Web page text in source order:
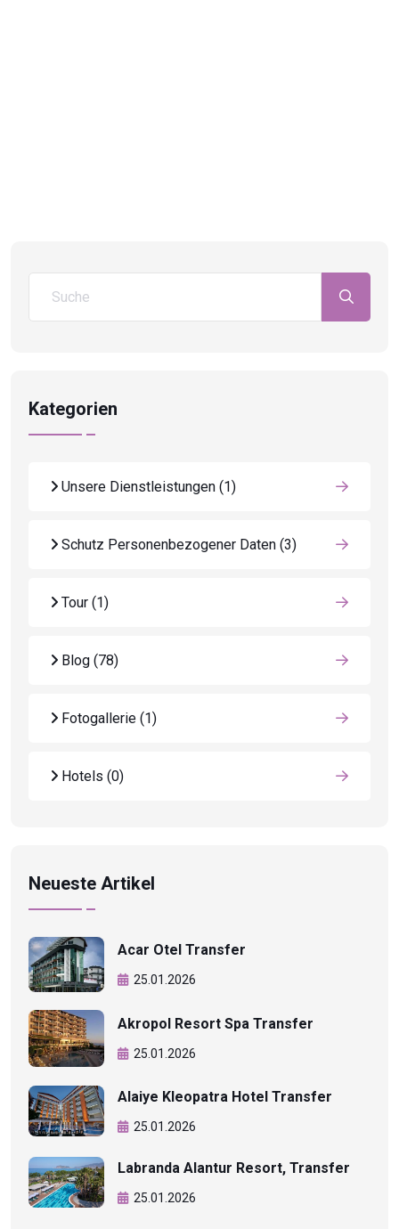
Kategorien
Unsere Dienstleistungen (1)
Schutz Personenbezogener Daten (3)
Tour (1)
Blog (78)
Fotogallerie (1)
Hotels (0)
Neueste Artikel
Acar Otel Transfer
25.01.2026
Akropol Resort Spa Transfer
25.01.2026
Alaiye Kleopatra Hotel Transfer
25.01.2026
Labranda Alantur Resort, Transfer
25.01.2026